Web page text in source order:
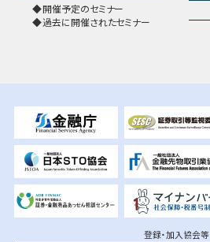
開催予定のセミナー
過去に開催されたセミナー
登録・加入協会等